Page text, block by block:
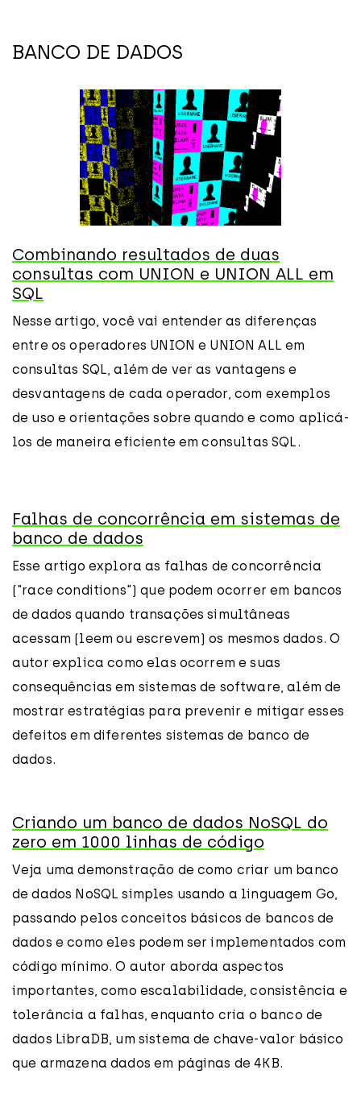
BANCO DE DADOS
Combinando resultados de duas
consultas com UNION e UNION ALL em
SQL
Nesse artigo, você vai entender as diferenças
entre os operadores UNION e UNION ALL em
consultas SQL, além de ver as vantagens e
desvantagens de cada operador, com exemplos
de uso e orientações sobre quando e como aplicá-
los de maneira eficiente em consultas SQL.
Falhas de concorrência em sistemas de
banco de dados
Esse artigo explora as falhas de concorrência
("race conditions") que podem ocorrer em bancos
de dados quando transações simultâneas
acessam (leem ou escrevem) os mesmos dados. O
autor explica como elas ocorrem e suas
consequências em sistemas de software, além de
mostrar estratégias para prevenir e mitigar esses
defeitos em diferentes sistemas de banco de
dados.
Criando um banco de dados NoSQL do
zero em 1000 linhas de código
Veja uma demonstração de como criar um banco
de dados NoSQL simples usando a linguagem Go,
passando pelos conceitos básicos de bancos de
dados e como eles podem ser implementados com
código mínimo. O autor aborda aspectos
importantes, como escalabilidade, consistência e
tolerância a falhas, enquanto cria o banco de
dados LibraDB, um sistema de chave-valor básico
que armazena dados em páginas de 4KB.